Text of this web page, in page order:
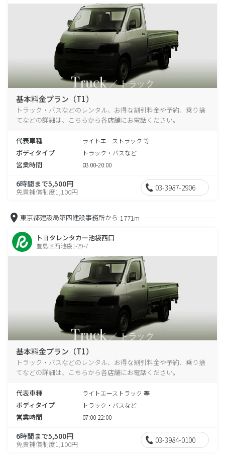
基本料金プラン（T1）
トラック・バスなどのレンタル、お得な割引料金や予約、乗り捨
てなどの詳細は、こちらから各店舗にお電話ください。
代表車種 ライトエーストラック 等
ボディタイプ トラック・バスなど
営業時間 08:00-20:00
6時間まで5,500円
免責補償制度1,100円 03-3987-2906
東京都建設局第四建設事務所から 1771m
トヨタレンタカー池袋西口
豊島区西池袋1-29-7
基本料金プラン（T1）
トラック・バスなどのレンタル、お得な割引料金や予約、乗り捨
てなどの詳細は、こちらから各店舗にお電話ください。
代表車種 ライトエーストラック 等
ボディタイプ トラック・バスなど
営業時間 07:00-22:00
6時間まで5,500円
免責補償制度1,100円 03-3984-0100